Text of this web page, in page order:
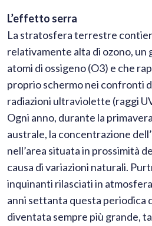
L’effetto serra
La stratosfera terrestre
relativamente alta di ozono, un
atomi di ossigeno (O3) e che
proprio schermo nei confronti
radiazioni ultraviolette (raggi
Ogni anno, durante la
australe, la concentrazione
nell’area situata in prossimità
causa di variazioni naturali.
inquinanti rilasciati in
anni settanta questa periodica
diventata sempre più grande,